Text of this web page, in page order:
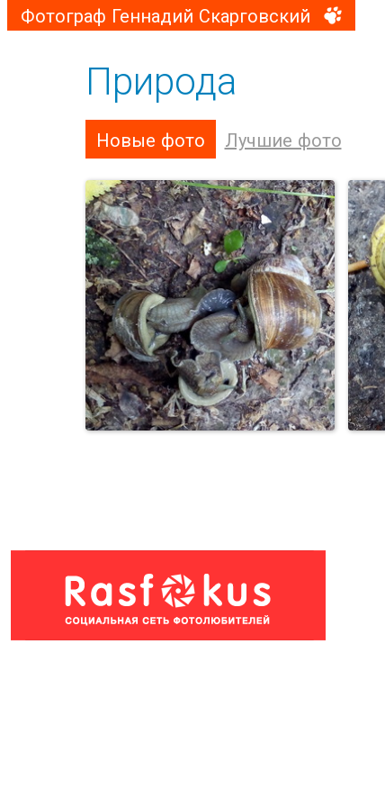
Фотограф Геннадий Скарговский
Природа
Новые фото Лучшие фото
Слизни